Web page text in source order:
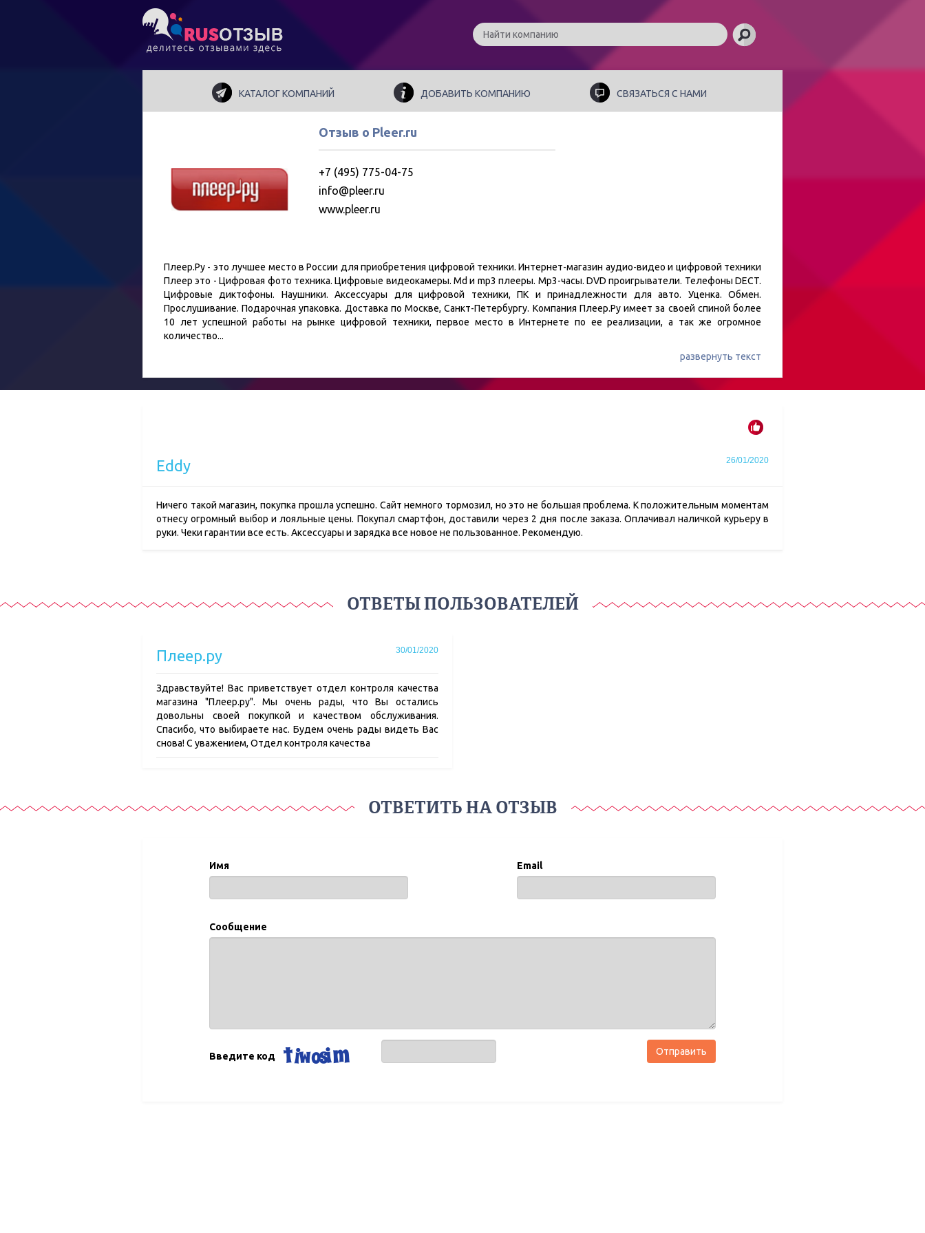
КАТАЛОГ КОМПАНИЙ ДОБАВИТЬ КОМПАНИЮ СВЯЗАТЬСЯ С НАМИ
Отзыв о Pleer.ru
+7 (495) 775-04-75
info@pleer.ru
www.pleer.ru
Плеер.Ру - это лучшее место в России для приобретения цифровой техники. Интернет-магазин аудио-видео и цифровой техники
Плеер это - Цифровая фото техника. Цифровые видеокамеры. Md и mp3 плееры. Mp3-часы. DVD проигрыватели. Телефоны DECT.
Цифровые диктофоны. Наушники. Аксессуары для цифровой техники, ПК и принадлежности для авто. Уценка. Обмен.
Прослушивание. Подарочная упаковка. Доставка по Москве, Санкт-Петербургу. Компания Плеер.Ру имеет за своей спиной более
10 лет успешной работы на рынке цифровой техники, первое место в Интернете по ее реализации, а так же огромное
количество...
развернуть текст
Eddy 26/01/2020
Ничего такой магазин, покупка прошла успешно. Сайт немного тормозил, но это не большая проблема. К положительным моментам
отнесу огромный выбор и лояльные цены. Покупал смартфон, доставили через 2 дня после заказа. Оплачивал наличкой курьеру в
руки. Чеки гарантии все есть. Аксессуары и зарядка все новое не пользованное. Рекомендую.
ОТВЕТЫ ПОЛЬЗОВАТЕЛЕЙ
Плеер.ру 30/01/2020
Здравствуйте! Вас приветствует отдел контроля качества
магазина "Плеер.ру". Мы очень рады, что Вы остались
довольны своей покупкой и качеством обслуживания.
Спасибо, что выбираете нас. Будем очень рады видеть Вас
снова! С уважением, Отдел контроля качества
ОТВЕТИТЬ НА ОТЗЫВ
Имя Email
Сообщение
Введите код Отправить